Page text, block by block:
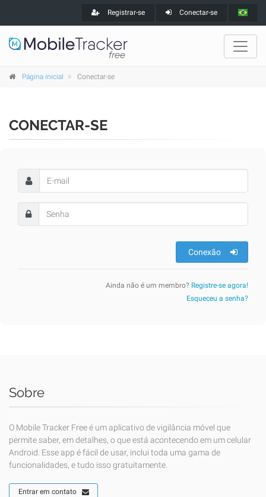
Registrar-se Conectar-se
Página inicial Conectar-se
CONECTAR-SE
Conexão
Ainda não é um membro? Registre-se agora!
Esqueceu a senha?
Sobre
O Mobile Tracker Free é um aplicativo de vigilância móvel que
permite saber, em detalhes, o que está acontecendo em um celular
Android. Esse app é fácil de usar, inclui toda uma gama de
funcionalidades, e tudo isso gratuitamente.
Entrar em contato